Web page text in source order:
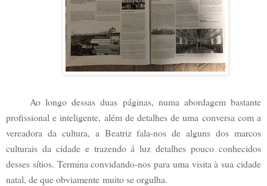
Ao longo dessas duas páginas, numa abordagem bastante
profissional e inteligente, além de detalhes de uma conversa com a
vereadora da cultura, a Beatriz fala-nos de alguns dos marcos
culturais da cidade e trazendo á luz detalhes pouco conhecidos
desses sítios. Termina convidando-nos para uma visita à sua cidade
natal, de que obviamente muito se orgulha.